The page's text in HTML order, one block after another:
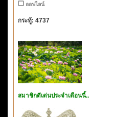
ออฟไลน์
กระทู้: 4737
สมาชิกดีเด่นประจำเดือนนี้..